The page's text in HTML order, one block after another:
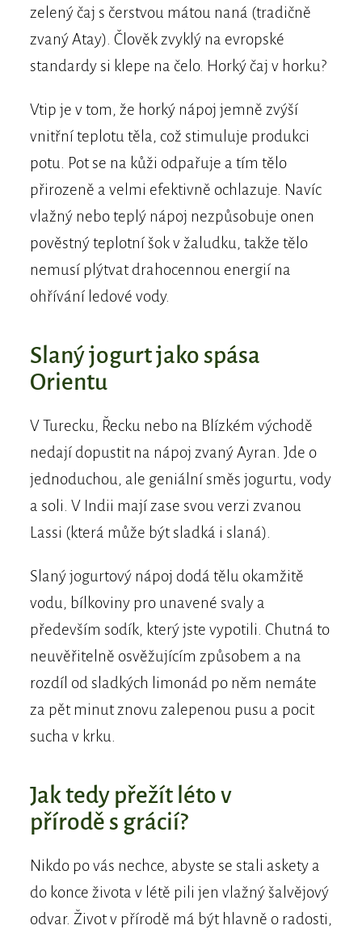
zelený čaj s čerstvou mátou naná (tradičně
zvaný Atay). Člověk zvyklý na evropské
standardy si klepe na čelo. Horký čaj v horku?
Vtip je v tom, že horký nápoj jemně zvýší
vnitřní teplotu těla, což stimuluje produkci
potu. Pot se na kůži odpařuje a tím tělo
přirozeně a velmi efektivně ochlazuje. Navíc
vlažný nebo teplý nápoj nezpůsobuje onen
pověstný teplotní šok v žaludku, takže tělo
nemusí plýtvat drahocennou energií na
ohřívání ledové vody.
Slaný jogurt jako spása
Orientu
V Turecku, Řecku nebo na Blízkém východě
nedají dopustit na nápoj zvaný Ayran. Jde o
jednoduchou, ale geniální směs jogurtu, vody
a soli. V Indii mají zase svou verzi zvanou
Lassi (která může být sladká i slaná).
Slaný jogurtový nápoj dodá tělu okamžitě
vodu, bílkoviny pro unavené svaly a
především sodík, který jste vypotili. Chutná to
neuvěřitelně osvěžujícím způsobem a na
rozdíl od sladkých limonád po něm nemáte
za pět minut znovu zalepenou pusu a pocit
sucha v krku.
Jak tedy přežít léto v
přírodě s grácií?
Nikdo po vás nechce, abyste se stali askety a
do konce života v létě pili jen vlažný šalvějový
odvar. Život v přírodě má být hlavně o radosti,